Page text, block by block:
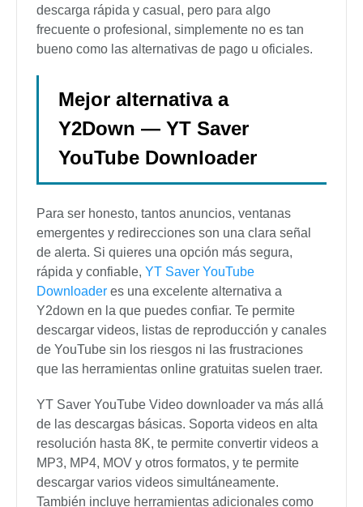
descarga rápida y casual, pero para algo
frecuente o profesional, simplemente no es tan
bueno como las alternativas de pago u oficiales.
Mejor alternativa a
Y2Down — YT Saver
YouTube Downloader
Para ser honesto, tantos anuncios, ventanas
emergentes y redirecciones son una clara señal
de alerta. Si quieres una opción más segura,
rápida y confiable, YT Saver YouTube
Downloader es una excelente alternativa a
Y2down en la que puedes confiar. Te permite
descargar videos, listas de reproducción y canales
de YouTube sin los riesgos ni las frustraciones
que las herramientas online gratuitas suelen traer.
YT Saver YouTube Video downloader va más allá
de las descargas básicas. Soporta videos en alta
resolución hasta 8K, te permite convertir videos a
MP3, MP4, MOV y otros formatos, y te permite
descargar varios videos simultáneamente.
También incluye herramientas adicionales como